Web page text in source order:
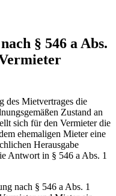
§ 546 a Abs.
des Mietvertrages die
Zustand an
sich für den Vermieter die
ehemaligen Mieter eine
Herausgabe
Antwort in § 546 a Abs. 1
nach § 546 a Abs. 1